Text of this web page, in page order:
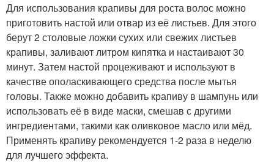
Для использования крапивы для роста волос можно
приготовить настой или отвар из её листьев. Для этого
берут 2 столовые ложки сухих или свежих листьев
крапивы, заливают литром кипятка и настаивают 30
минут. Затем настой процеживают и используют в
качестве ополаскивающего средства после мытья
головы. Также можно добавить крапиву в шампунь или
использовать её в виде маски, смешав с другими
ингредиентами, такими как оливковое масло или мёд.
Применять крапиву рекомендуется 1-2 раза в неделю
для лучшего эффекта.